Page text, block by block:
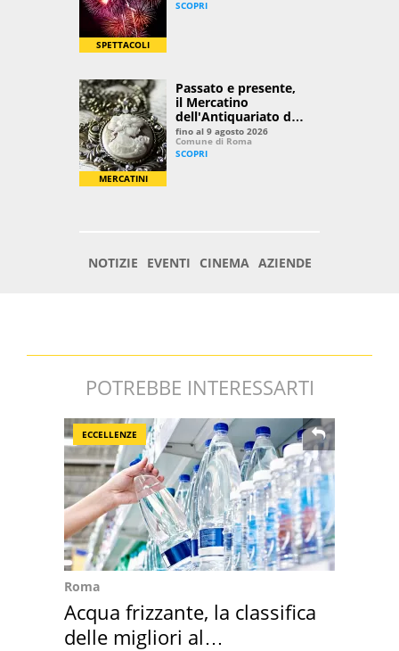
POTREBBE INTERESSARTI
ECCELLENZE
Roma
Acqua frizzante, la classifica
delle migliori al